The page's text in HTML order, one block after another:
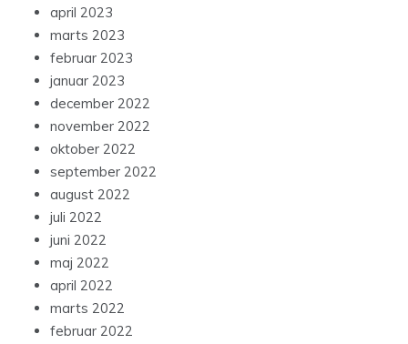
april 2023
marts 2023
februar 2023
januar 2023
december 2022
november 2022
oktober 2022
september 2022
august 2022
juli 2022
juni 2022
maj 2022
april 2022
marts 2022
februar 2022